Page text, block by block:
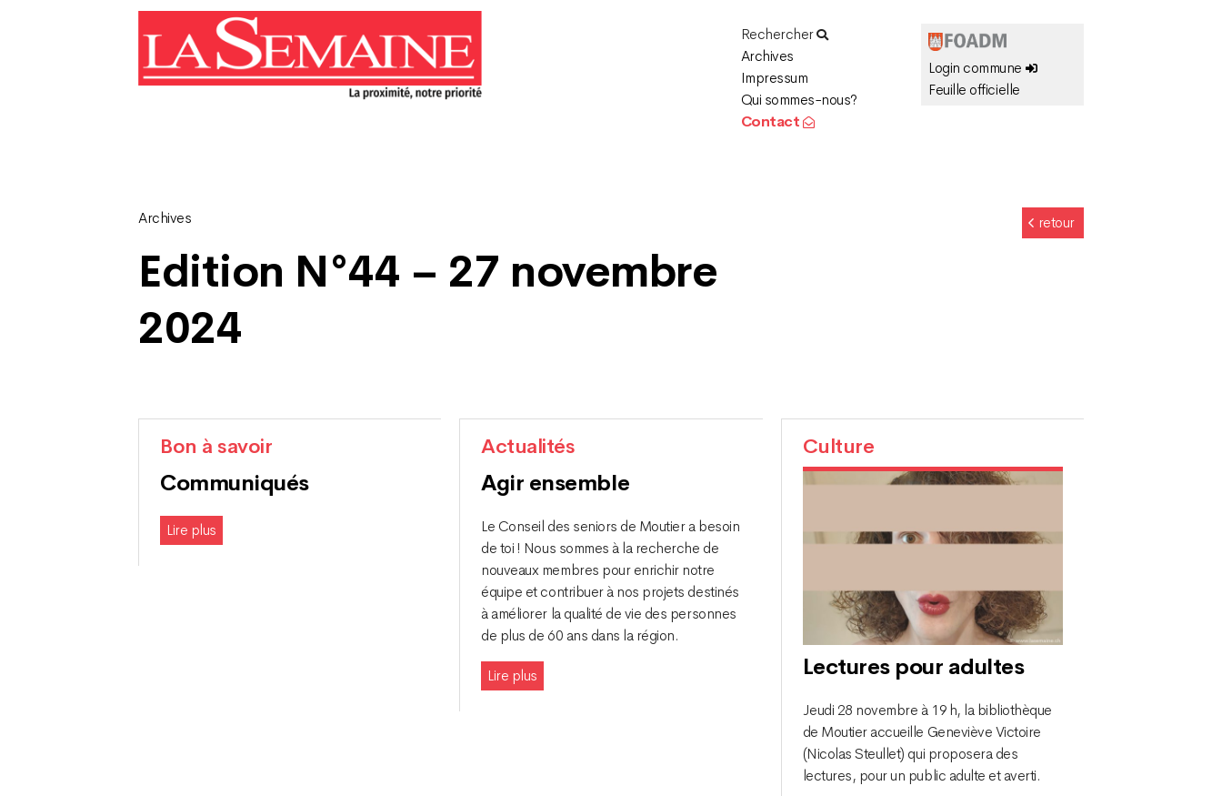
Rechercher
Archives
Impressum
Qui sommes-nous?
Contact
Login commune
Feuille officielle
Archives
Edition N°44 – 27 novembre
2024
retour
Bon à savoir
Communiqués
Lire plus
Actualités
Agir ensemble
Le Conseil des seniors de Moutier a besoin
de toi ! Nous sommes à la recherche de
nouveaux membres pour enrichir notre
équipe et contribuer à nos projets destinés
à améliorer la qualité de vie des personnes
de plus de 60 ans dans la région.
Lire plus
Culture
Lectures pour adultes
Jeudi 28 novembre à 19 h, la bibliothèque
de Moutier accueille Geneviève Victoire
(Nicolas Steullet) qui proposera des
lectures, pour un public adulte et averti.